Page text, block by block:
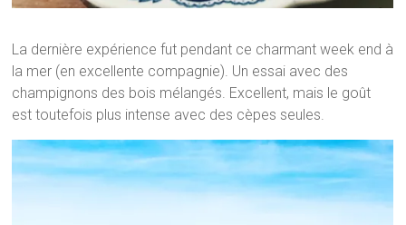
La dernière expérience fut pendant ce charmant week end à
la mer (en excellente compagnie). Un essai avec des
champignons des bois mélangés. Excellent, mais le goût
est toutefois plus intense avec des cèpes seules.